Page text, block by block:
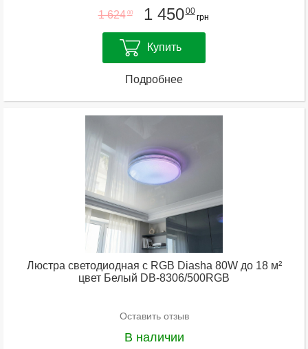
1 624 00 1 45000
грн
Купить
Подробнее
Люстра светодиодная с RGB Diasha 80W до 18 м²
цвет Белый DB-8306/500RGB
Оставить отзыв
В наличии